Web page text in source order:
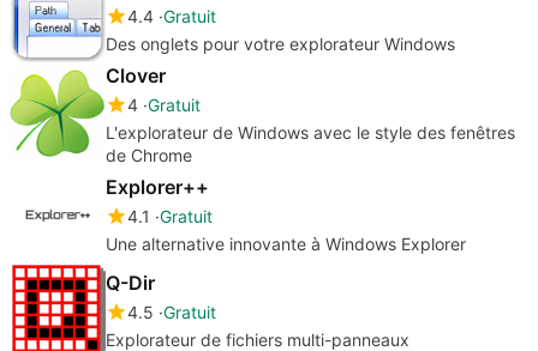
4.4 Gratuit
Des onglets pour votre explorateur Windows
Clover
4 Gratuit
L'explorateur de Windows avec le style des fenêtres
de Chrome
Explorer++
4.1 Gratuit
Une alternative innovante à Windows Explorer
Q-Dir
4.5 Gratuit
Explorateur de fichiers multi-panneaux